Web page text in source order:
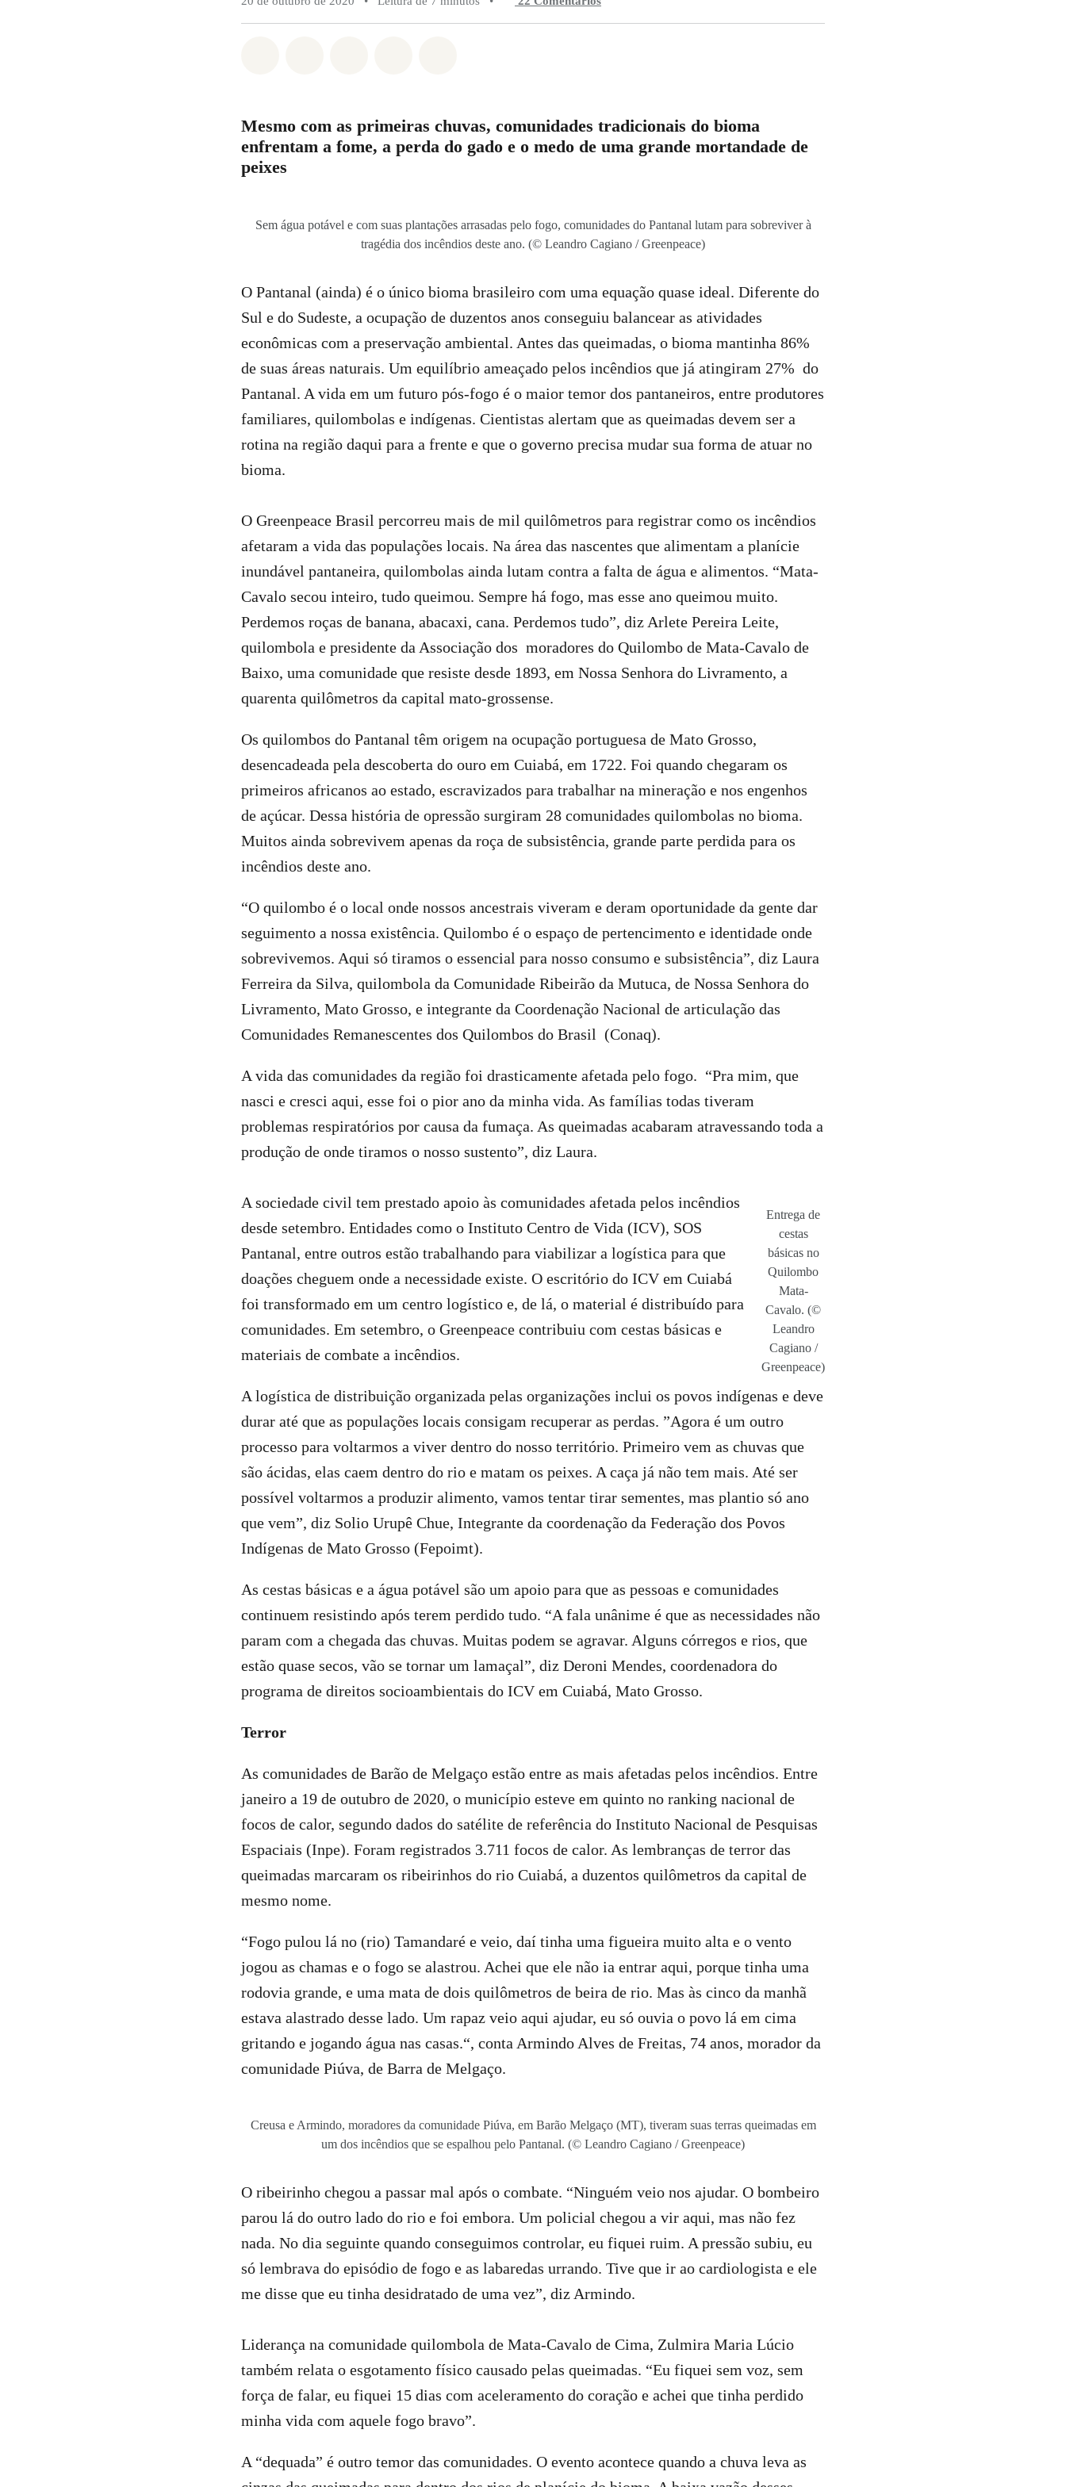
Mesmo com as primeiras chuvas, comunidades tradicionais do bioma
enfrentam a fome, a perda do gado e o medo de uma grande mortandade de
peixes
Sem água potável e com suas plantações arrasadas pelo fogo, comunidades do Pantanal lutam para sobreviver à
tragédia dos incêndios deste ano. (© Leandro Cagiano / Greenpeace)
O Pantanal (ainda) é o único bioma brasileiro com uma equação quase ideal. Diferente do
Sul e do Sudeste, a ocupação de duzentos anos conseguiu balancear as atividades
econômicas com a preservação ambiental. Antes das queimadas, o bioma mantinha 86%
de suas áreas naturais. Um equilíbrio ameaçado pelos incêndios que já atingiram 27% do
Pantanal. A vida em um futuro pós-fogo é o maior temor dos pantaneiros, entre produtores
familiares, quilombolas e indígenas. Cientistas alertam que as queimadas devem ser a
rotina na região daqui para a frente e que o governo precisa mudar sua forma de atuar no
bioma.
O Greenpeace Brasil percorreu mais de mil quilômetros para registrar como os incêndios
afetaram a vida das populações locais. Na área das nascentes que alimentam a planície
inundável pantaneira, quilombolas ainda lutam contra a falta de água e alimentos. “Mata-
Cavalo secou inteiro, tudo queimou. Sempre há fogo, mas esse ano queimou muito.
Perdemos roças de banana, abacaxi, cana. Perdemos tudo”, diz Arlete Pereira Leite,
quilombola e presidente da Associação dos moradores do Quilombo de Mata-Cavalo de
Baixo, uma comunidade que resiste desde 1893, em Nossa Senhora do Livramento, a
quarenta quilômetros da capital mato-grossense.
Os quilombos do Pantanal têm origem na ocupação portuguesa de Mato Grosso,
desencadeada pela descoberta do ouro em Cuiabá, em 1722. Foi quando chegaram os
primeiros africanos ao estado, escravizados para trabalhar na mineração e nos engenhos
de açúcar. Dessa história de opressão surgiram 28 comunidades quilombolas no bioma.
Muitos ainda sobrevivem apenas da roça de subsistência, grande parte perdida para os
incêndios deste ano.
“O quilombo é o local onde nossos ancestrais viveram e deram oportunidade da gente dar
seguimento a nossa existência. Quilombo é o espaço de pertencimento e identidade onde
sobrevivemos. Aqui só tiramos o essencial para nosso consumo e subsistência”, diz Laura
Ferreira da Silva, quilombola da Comunidade Ribeirão da Mutuca, de Nossa Senhora do
Livramento, Mato Grosso, e integrante da Coordenação Nacional de articulação das
Comunidades Remanescentes dos Quilombos do Brasil (Conaq).
A vida das comunidades da região foi drasticamente afetada pelo fogo. “Pra mim, que
nasci e cresci aqui, esse foi o pior ano da minha vida. As famílias todas tiveram
problemas respiratórios por causa da fumaça. As queimadas acabaram atravessando toda a
produção de onde tiramos o nosso sustento”, diz Laura.
Entrega de
cestas
básicas no
Quilombo
Mata-
Cavalo. (©
Leandro
Cagiano /
Greenpeace)
A sociedade civil tem prestado apoio às comunidades afetada pelos incêndios
desde setembro. Entidades como o Instituto Centro de Vida (ICV), SOS
Pantanal, entre outros estão trabalhando para viabilizar a logística para que
doações cheguem onde a necessidade existe. O escritório do ICV em Cuiabá
foi transformado em um centro logístico e, de lá, o material é distribuído para
comunidades. Em setembro, o Greenpeace contribuiu com cestas básicas e
materiais de combate a incêndios.
A logística de distribuição organizada pelas organizações inclui os povos indígenas e deve
durar até que as populações locais consigam recuperar as perdas. ”Agora é um outro
processo para voltarmos a viver dentro do nosso território. Primeiro vem as chuvas que
são ácidas, elas caem dentro do rio e matam os peixes. A caça já não tem mais. Até ser
possível voltarmos a produzir alimento, vamos tentar tirar sementes, mas plantio só ano
que vem”, diz Solio Urupê Chue, Integrante da coordenação da Federação dos Povos
Indígenas de Mato Grosso (Fepoimt).
As cestas básicas e a água potável são um apoio para que as pessoas e comunidades
continuem resistindo após terem perdido tudo. “A fala unânime é que as necessidades não
param com a chegada das chuvas. Muitas podem se agravar. Alguns córregos e rios, que
estão quase secos, vão se tornar um lamaçal”, diz Deroni Mendes, coordenadora do
programa de direitos socioambientais do ICV em Cuiabá, Mato Grosso.
Terror
As comunidades de Barão de Melgaço estão entre as mais afetadas pelos incêndios. Entre
janeiro a 19 de outubro de 2020, o município esteve em quinto no ranking nacional de
focos de calor, segundo dados do satélite de referência do Instituto Nacional de Pesquisas
Espaciais (Inpe). Foram registrados 3.711 focos de calor. As lembranças de terror das
queimadas marcaram os ribeirinhos do rio Cuiabá, a duzentos quilômetros da capital de
mesmo nome.
“Fogo pulou lá no (rio) Tamandaré e veio, daí tinha uma figueira muito alta e o vento
jogou as chamas e o fogo se alastrou. Achei que ele não ia entrar aqui, porque tinha uma
rodovia grande, e uma mata de dois quilômetros de beira de rio. Mas às cinco da manhã
estava alastrado desse lado. Um rapaz veio aqui ajudar, eu só ouvia o povo lá em cima
gritando e jogando água nas casas.“, conta Armindo Alves de Freitas, 74 anos, morador da
comunidade Piúva, de Barra de Melgaço.
Creusa e Armindo, moradores da comunidade Piúva, em Barão Melgaço (MT), tiveram suas terras queimadas em
um dos incêndios que se espalhou pelo Pantanal. (© Leandro Cagiano / Greenpeace)
O ribeirinho chegou a passar mal após o combate. “Ninguém veio nos ajudar. O bombeiro
parou lá do outro lado do rio e foi embora. Um policial chegou a vir aqui, mas não fez
nada. No dia seguinte quando conseguimos controlar, eu fiquei ruim. A pressão subiu, eu
só lembrava do episódio de fogo e as labaredas urrando. Tive que ir ao cardiologista e ele
me disse que eu tinha desidratado de uma vez”, diz Armindo.
Liderança na comunidade quilombola de Mata-Cavalo de Cima, Zulmira Maria Lúcio
também relata o esgotamento físico causado pelas queimadas. “Eu fiquei sem voz, sem
força de falar, eu fiquei 15 dias com aceleramento do coração e achei que tinha perdido
minha vida com aquele fogo bravo”.
A “dequada” é outro temor das comunidades. O evento acontece quando a chuva leva as